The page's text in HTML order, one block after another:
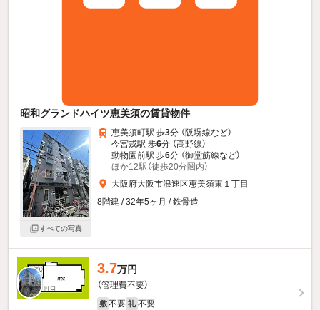
昭和グランドハイツ恵美須の賃貸物件
すべての写真
恵美須町駅 歩3分 （阪堺線など）
今宮戎駅 歩6分 （高野線）
動物園前駅 歩6分 （御堂筋線など）
ほか12駅（徒歩20分圏内）
大阪府大阪市浪速区恵美須東１丁目
8階建 / 32年5ヶ月 / 鉄骨造
3.7万円
（管理費不要）
敷 不要 礼 不要